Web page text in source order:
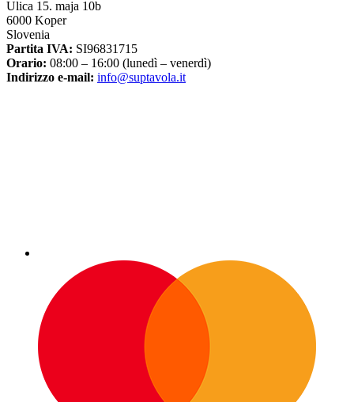
Ulica 15. maja 10b
6000 Koper
Slovenia
Partita IVA: SI96831715
Orario: 08:00 – 16:00 (lunedì – venerdì)
Indirizzo e-mail: info@suptavola.it